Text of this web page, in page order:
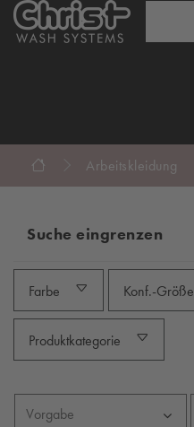
Arbeitskleidung
Suche eingrenzen
Farbe Konf.-Größe
Produktkategorie